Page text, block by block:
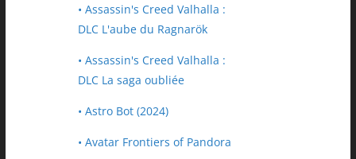
• Assassin's Creed Valhalla :
DLC L'aube du Ragnarök
• Assassin's Creed Valhalla :
DLC La saga oubliée
• Astro Bot (2024)
• Avatar Frontiers of Pandora